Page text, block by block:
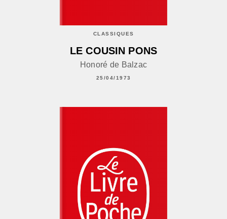
CLASSIQUES
LE COUSIN PONS
Honoré de Balzac
25/04/1973